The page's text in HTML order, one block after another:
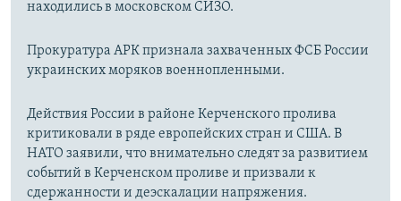
находились в московском СИЗО.
Прокуратура АРК признала захваченных ФСБ России
украинских моряков военнопленными.
Действия России в районе Керченского пролива
критиковали в ряде европейских стран и США. В
НАТО заявили, что внимательно следят за развитием
событий в Керченском проливе и призвали к
сдержанности и деэскалации напряжения.